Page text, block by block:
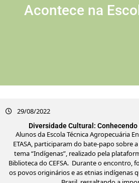
Acontece na
29/08/2022
Diversidade Cultural:
Alunos da Escola Técnica Agropecuária
ETASA, participaram do bate-papo sobre
tema “Indígenas”, realizado pela
Biblioteca do CEFSA. Durante o encontro,
os povos originários e as etnias indígenas